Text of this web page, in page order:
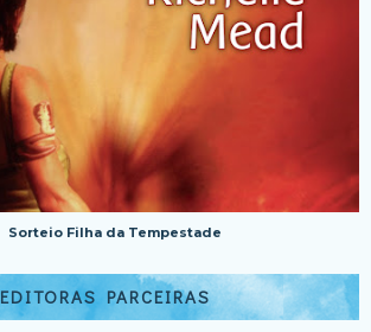
Sorteio Filha da Tempestade
EDITORAS PARCEIRAS